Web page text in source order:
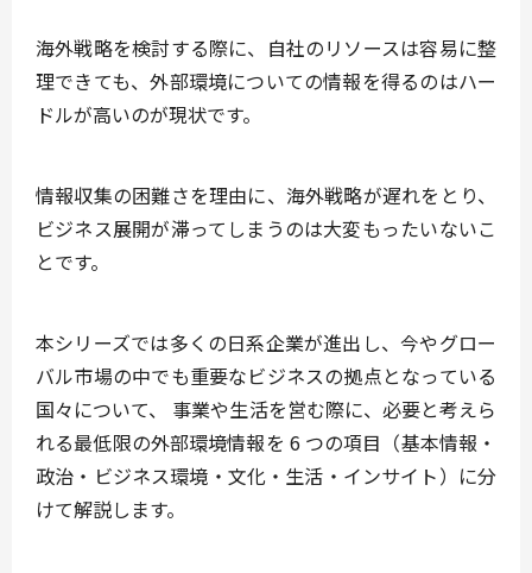
海外戦略を検討する際に、自社のリソースは容易に整
理できても、外部環境についての情報を得るのはハー
ドルが高いのが現状です。
情報収集の困難さを理由に、海外戦略が遅れをとり、
ビジネス展開が滞ってしまうのは大変もったいないこ
とです。
本シリーズでは多くの日系企業が進出し、今やグロー
バル市場の中でも重要なビジネスの拠点となっている
国々について、 事業や生活を営む際に、必要と考えら
れる最低限の外部環境情報を 6 つの項目（基本情報・
政治・ビジネス環境・文化・生活・インサイト）に分
けて解説します。